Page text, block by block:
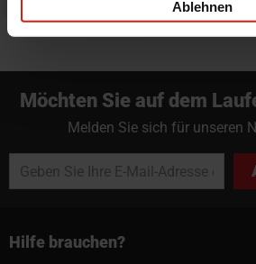
Ablehnen
Möchten Sie auf dem
Melden Sie sich für unseren
Hilfe brauchen?